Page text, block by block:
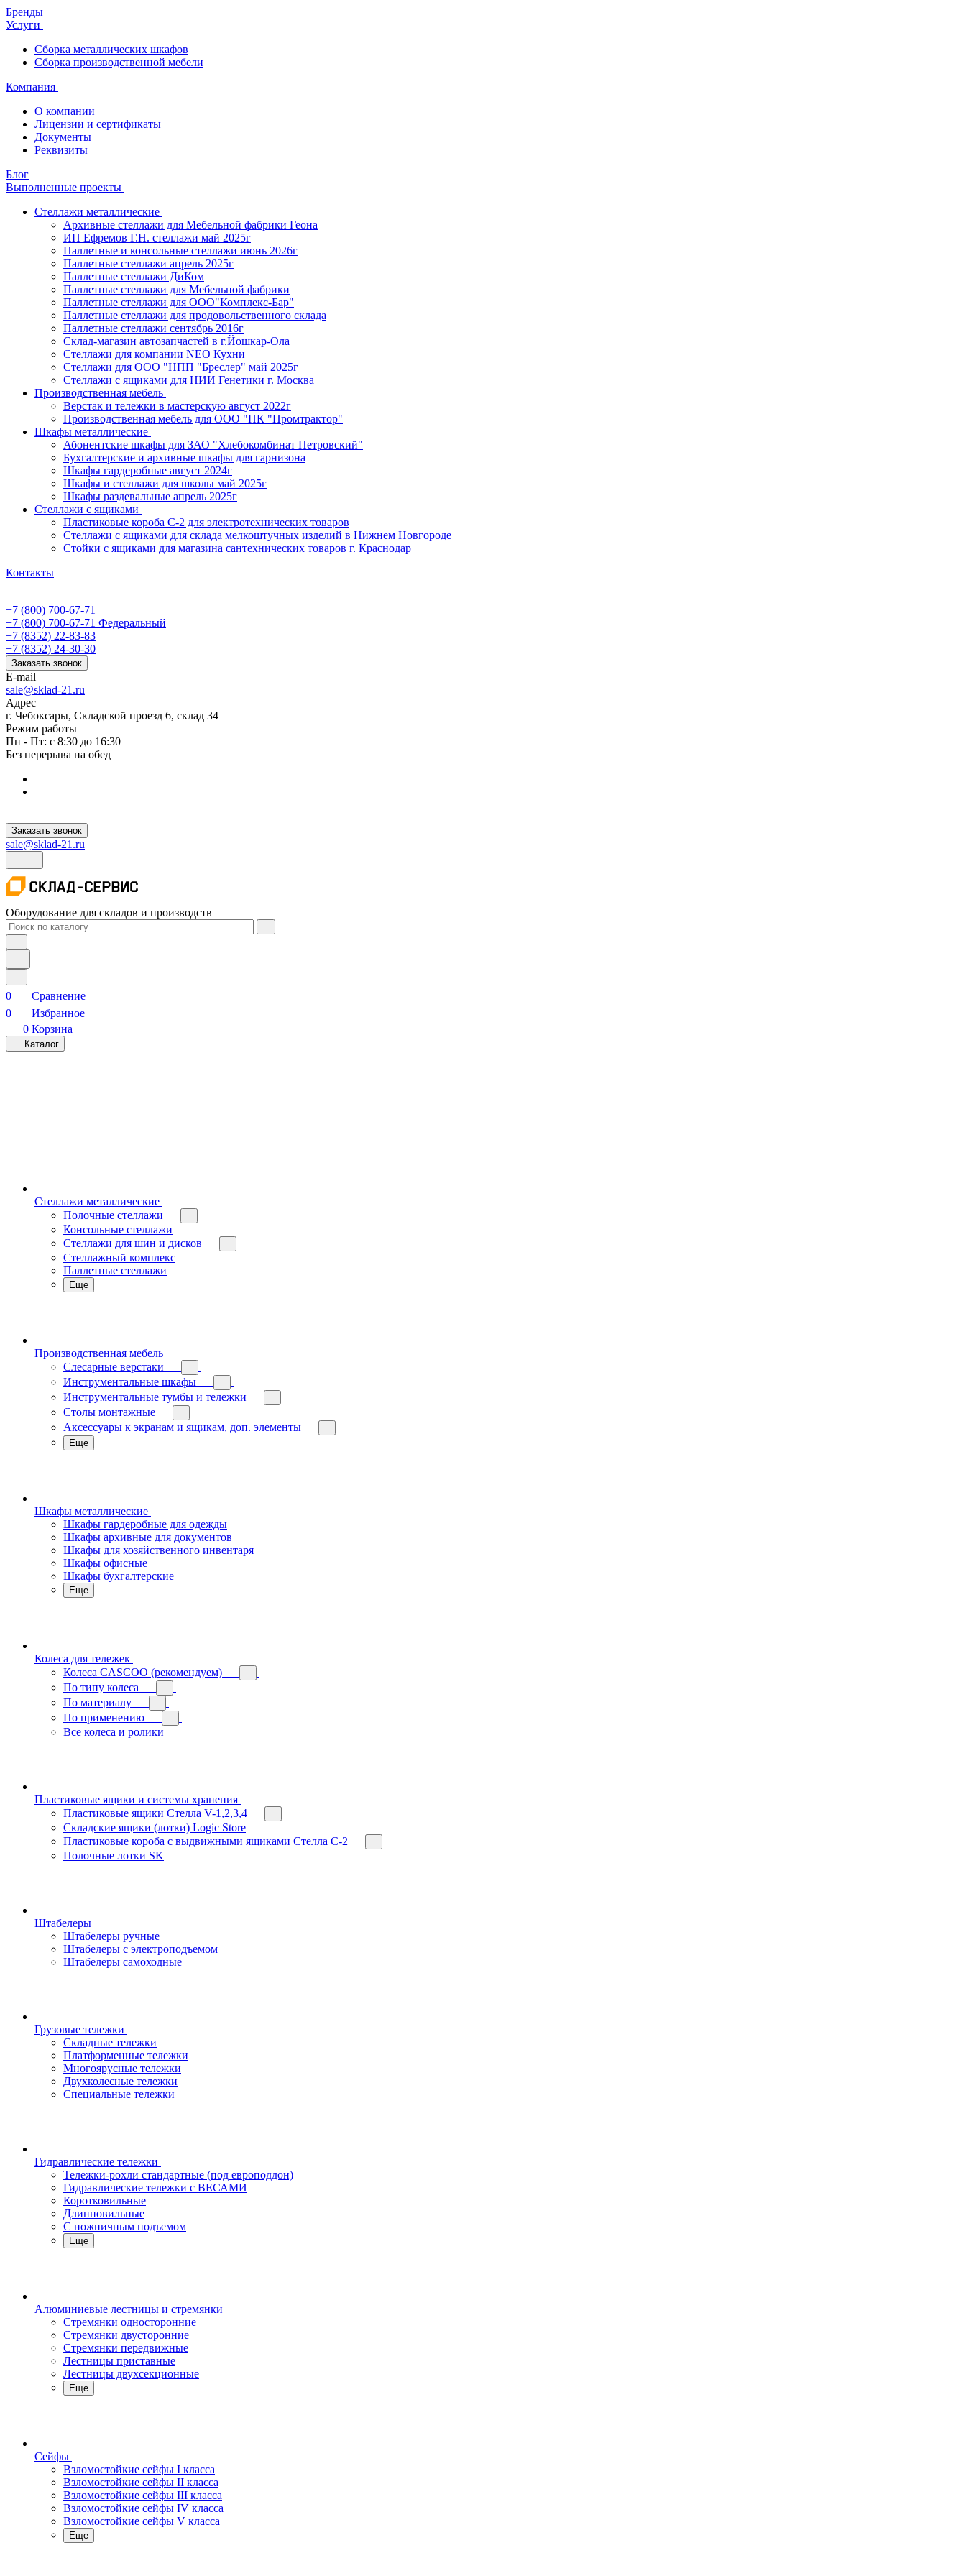
Бренды
Услуги
Сборка металлических шкафов
Сборка производственной мебели
Компания
О компании
Лицензии и сертификаты
Документы
Реквизиты
Блог
Выполненные проекты
Стеллажи металлические
Архивные стеллажи для Мебельной фабрики Геона
ИП Ефремов Г.Н. стеллажи май 2025г
Паллетные и консольные стеллажи июнь 2026г
Паллетные стеллажи апрель 2025г
Паллетные стеллажи ДиКом
Паллетные стеллажи для Мебельной фабрики
Паллетные стеллажи для ООО"Комплекс-Бар"
Паллетные стеллажи для продовольственного склада
Паллетные стеллажи сентябрь 2016г
Склад-магазин автозапчастей в г.Йошкар-Ола
Стеллажи для компании NEO Кухни
Стеллажи для ООО "НПП "Бреслер" май 2025г
Стеллажи с ящиками для НИИ Генетики г. Москва
Производственная мебель
Верстак и тележки в мастерскую август 2022г
Производственная мебель для ООО "ПК "Промтрактор"
Шкафы металлические
Абонентские шкафы для ЗАО "Хлебокомбинат Петровский"
Бухгалтерские и архивные шкафы для гарнизона
Шкафы гардеробные август 2024г
Шкафы и стеллажи для школы май 2025г
Шкафы раздевальные апрель 2025г
Стеллажи с ящиками
Пластиковые короба С-2 для электротехнических товаров
Стеллажи с ящиками для склада мелкоштучных изделий в Нижнем Новгороде
Стойки с ящиками для магазина сантехнических товаров г. Краснодар
Контакты
+7 (800) 700-67-71
+7 (800) 700-67-71 Федеральный
+7 (8352) 22-83-83
+7 (8352) 24-30-30
Заказать звонок
E-mail
sale@sklad-21.ru
Адрес
г. Чебоксары, Складской проезд 6, склад 34
Режим работы
Пн - Пт: с 8:30 до 16:30
Без перерыва на обед
Заказать звонок
sale@sklad-21.ru
Оборудование для складов и производств
0
Сравнение
0
Избранное
0 Корзина
Каталог
Стеллажи металлические
Полочные стеллажи
Консольные стеллажи
Стеллажи для шин и дисков
Стеллажный комплекс
Паллетные стеллажи
Еще
Производственная мебель
Слесарные верстаки
Инструментальные шкафы
Инструментальные тумбы и тележки
Столы монтажные
Аксессуары к экранам и ящикам, доп. элементы
Еще
Шкафы металлические
Шкафы гардеробные для одежды
Шкафы архивные для документов
Шкафы для хозяйственного инвентаря
Шкафы офисные
Шкафы бухгалтерские
Еще
Колеса для тележек
Колеса CASCOO (рекомендуем)
По типу колеса
По материалу
По применению
Все колеса и ролики
Пластиковые ящики и системы хранения
Пластиковые ящики Стелла V-1,2,3,4
Складские ящики (лотки) Logiс Store
Пластиковые короба с выдвижными ящиками Стелла С-2
Полочные лотки SK
Штабелеры
Штабелеры ручные
Штабелеры с электроподъемом
Штабелеры самоходные
Грузовые тележки
Складные тележки
Платформенные тележки
Многоярусные тележки
Двухколесные тележки
Специальные тележки
Гидравлические тележки
Тележки-рохли стандартные (под европоддон)
Гидравлические тележки с ВЕСАМИ
Коротковильные
Длинновильные
С ножничным подъемом
Еще
Алюминиевые лестницы и стремянки
Стремянки односторонние
Стремянки двусторонние
Стремянки передвижные
Лестницы приставные
Лестницы двухсекционные
Еще
Сейфы
Взломостойкие сейфы I класса
Взломостойкие сейфы II класса
Взломостойкие сейфы III класса
Взломостойкие сейфы IV класса
Взломостойкие сейфы V класса
Еще